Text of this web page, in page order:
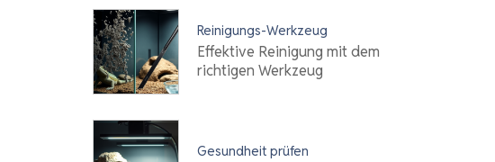
Reinigungs-Werkzeug
Effektive Reinigung mit dem
richtigen Werkzeug
Gesundheit prüfen